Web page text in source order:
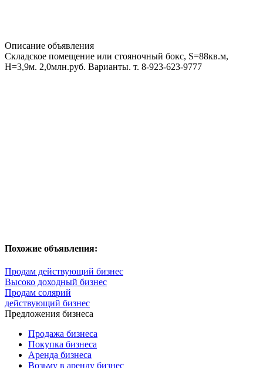
Описание объявления
Складское помещение или стояночный бокс, S=88кв.м,
Н=3,9м. 2,0млн.руб. Варианты. т. 8-923-623-9777
Похожие объявления:
Продам действующий бизнес
Высоко доходный бизнес
Продам солярий
действующий бизнес
Предложения бизнеса
Продажа бизнеса
Покупка бизнеса
Аренда бизнеса
Возьму в аренду бизнес